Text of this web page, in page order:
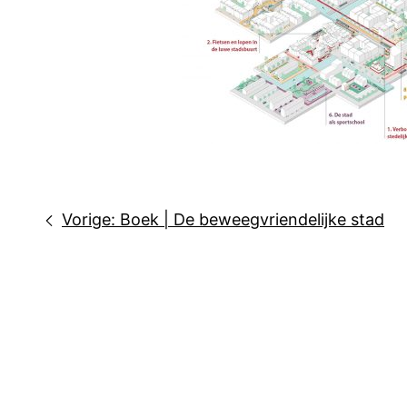
Bericht
Vorige: Boek | De beweegvriendelijke stad